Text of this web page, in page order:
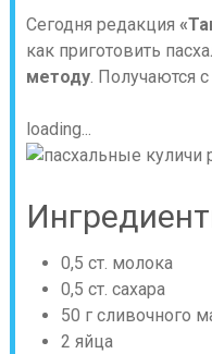
Сегодня редакция
как приготовить
методу. Получаются
loading...
0,5 ст. молока
0,5 ст. сахара
50 г сливочного
2 яйца